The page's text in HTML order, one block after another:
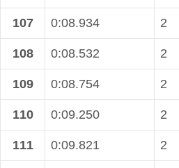
107 0:08.934 2
108 0:08.532 2
109 0:08.754 2
110 0:09.250 2
111 0:09.821 2